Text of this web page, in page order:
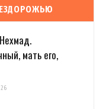
мать его,